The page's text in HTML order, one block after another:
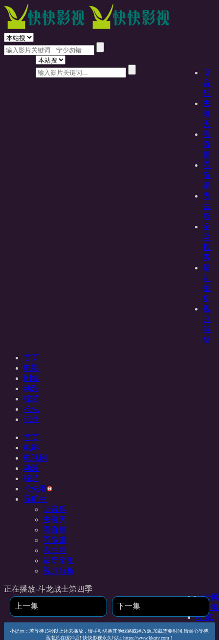
听
音
乐
去
聊
天
看
直
播
看
资
讯
表
白
墙
全
网
搜
索
最
新
采
集
视
频
解
析
首页
电影
剧集
动漫
综艺
抢先
记录
首页
电影
电视剧
动漫
综艺
抢先看
导航栏
听音乐
去聊天
看直播
看资讯
表白墙
最新采集
视频解析
上一集
下一集
收 藏
收 藏
正在播放-斗龙战士第四季
上一集 下一集
小提示：若等待15秒以上还未播放，请手动切换其他线路或播放源.加载需要时间.请耐心等待.
高潮总在缓冲后! 快快影视永久地址 https://www.kkqtv.com！